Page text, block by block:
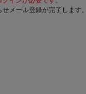
メール登録が完了します